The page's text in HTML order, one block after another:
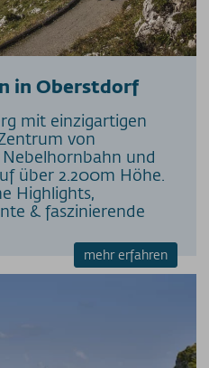
in Oberstdorf
mit einzigartigen
von
und
über 2.200m Höhe.
Highlights,
& faszinierende
mehr erfahren